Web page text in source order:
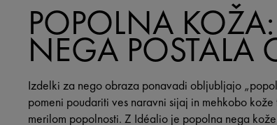
POPOLNA
NEGA POSTALA
Izdelki za nego obraza ponavadi obljubljajo
pomeni poudariti ves naravni sijaj in mehkobo
merilom popolnosti. Z Idéalio je popolna nega